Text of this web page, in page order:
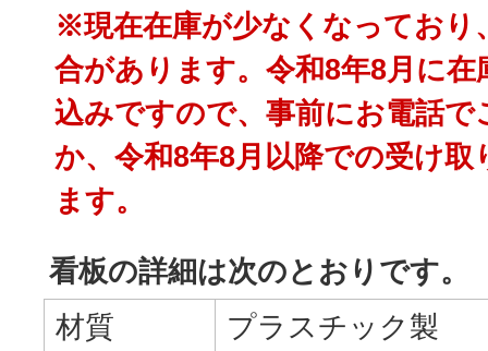
※現在在庫が少なくなっており
合があります。令和8年8月に
込みですので、事前にお電話で
か、令和8年8月以降での受け
ます。
看板の詳細は次のとおりです。
材質
プラスチック製